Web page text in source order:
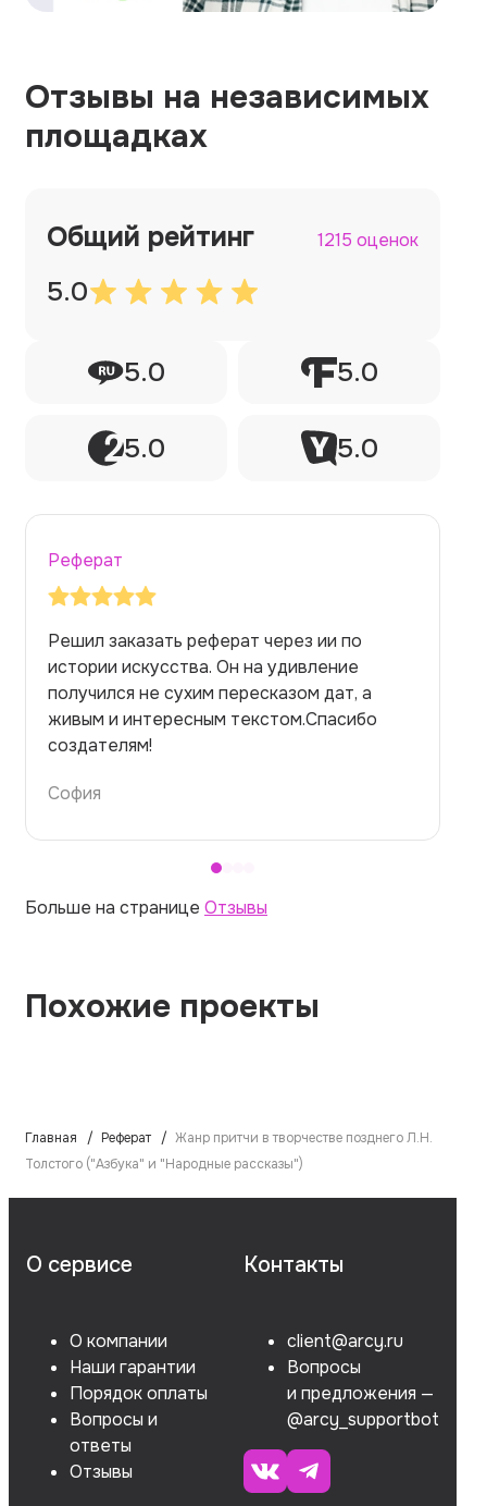
Отзывы на независимых
площадках
Общий рейтинг 1215 оценок
5.0
5.0 5.0
5.0 5.0
Реферат
Заказывала реферат с помощью нейросети
на медицинскую тему. Ожидала худшего,
но справилась. Термины использовала
правильно. Для быстрого ознакомления с
темой — идеально.
Алина
Больше на странице Отзывы
Похожие проекты
Главная Реферат
Жанр притчи в творчестве позднего Л.Н.
Толстого ("Азбука" и "Народные рассказы")
О сервисе
О компании
Наши гарантии
Порядок оплаты
Вопросы и
ответы
Отзывы
Контакты
client@arcy.ru
Вопросы
и предложения —
@arcy_supportbot